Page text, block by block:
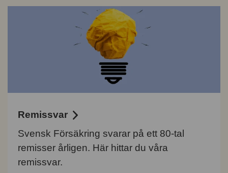
Remissvar
Svensk Försäkring svarar på ett 80-tal
remisser årligen. Här hittar du våra
remissvar.